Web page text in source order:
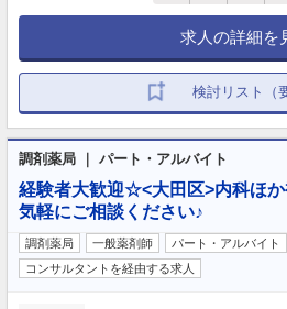
求人の詳細を
検討リスト（
調剤薬局 ｜ パート・アルバイト
経験者大歓迎☆<大田区>内科ほ
気軽にご相談ください♪
調剤薬局 一般薬剤師 パート・アルバイト
コンサルタントを経由する求人